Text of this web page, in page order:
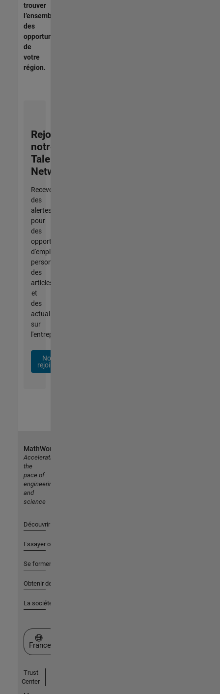
trouver
l’ensemble
des
opportunités
de
votre
région.
Rejoignez
notre
Talent
Network
Recevez
des
alertes
pour
des
opportunités
d'emploi
personnalisées,
des
articles
et
des
actualités
sur
l'entreprise.
Nous
rejoindre
MathWorks
Accelerating
the
pace of
engineering
and
science
Découvrir les produits
Essayer ou acheter
Se former
Obtenir de l'aide
La société
Sélectionner un site web
France
Trust
Center